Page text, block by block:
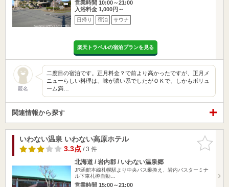
営業時間 10:00～21:00
入浴料金 1,000円～
日帰り 宿泊 サウナ
楽天トラベルの宿泊プランを見る
匿名
二度目の宿泊です。正月料金？で前より高かったですが、正月メ
ニューらしい料理は、味が濃い系でしたがＯＫで、しかもボリュ
ーム満…
関連情報から探す
お気に入
りに追加
いわない温泉 いわない高原ホテル
3.3点/ 3 件
北海道 / 岩内郡 / いわない温泉郷
JR函館本線札幌駅より中央バス乗換え、岩内バスターミナ
ル下車札樽自動…
営業時間 15:00～21:00